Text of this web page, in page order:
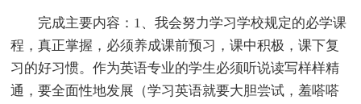
完成主要内容：1、我会努力学习学校规定的必学课
程，真正掌握，必须养成课前预习，课中积极，课下复
习的好习惯。作为英语专业的学生必须听说读写样样精
通，要全面性地发展（学习英语就要大胆尝试，羞嗒嗒